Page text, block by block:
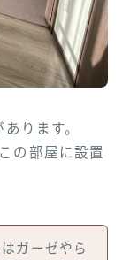
ります。
の部屋に設置
ガーゼやら